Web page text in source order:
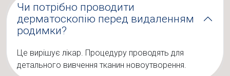
Чи потрібно проводити
дерматоскопію перед видаленням
родимки?
Це вирішує лікар. Процедуру проводять для
детального вивчення тканин новоутворення.